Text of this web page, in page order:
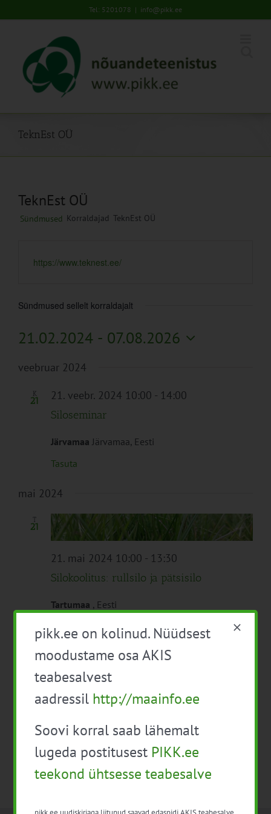
to
Tel: 5201078 | info@pikk.ee
TeknEst OÜ
TeknEst OÜ
Sündmused Korraldajad TeknEst OÜ
https://www.teknest.ee/
Sündmused sellelt korraldajalt
21.02.2024 - 07.08.2026
kuupäev.
veebruar 2024
K
21 21. veebr. 2024 10:00 - 14:00
Siloseminar
Järvamaa Järvamaa, Eesti
Tasuta
mai 2024
T
21
21. mai 2024 10:00 - 13:30
Silokoolitus: rullsilo ja pätsisilo
Tartumaa , Eesti
Tasuta
Eelmine
Sündmused
pikk.ee on kolinud. Nüüdsest
moodustame osa AKIS
teabesalvest
aadressil http://maainfo.ee
Soovi korral saab lähemalt
lugeda postitusest PIKK.ee
teekond ühtsesse teabesalve